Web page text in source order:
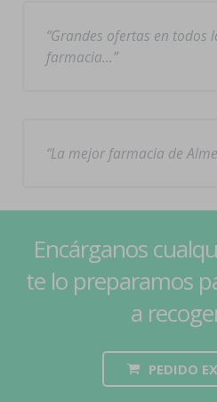
Grandes ofertas en todos
farmacia…
La mejor farmacia de
Encárganos
te lo preparamos
a
PEDIDO